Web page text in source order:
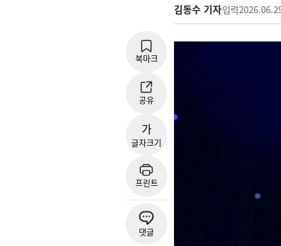
김동수 기자입력
북마크
공유
가
글자크기
프린트
댓글